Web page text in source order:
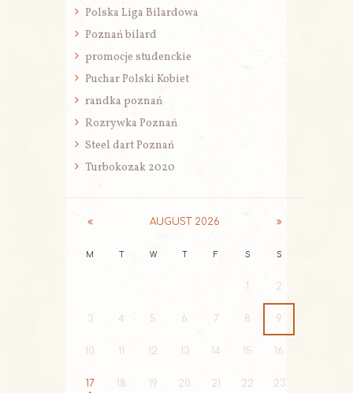
Polska Liga Bilardowa
Poznań bilard
promocje studenckie
Puchar Polski Kobiet
randka poznań
Rozrywka Poznań
Steel dart Poznań
Turbokozak 2020
AUGUST 2026
M T W T F S S
2
3 4 5 6 7 8 9
10 11 12 13 14 15 16
17 18 19 20 21 22 23